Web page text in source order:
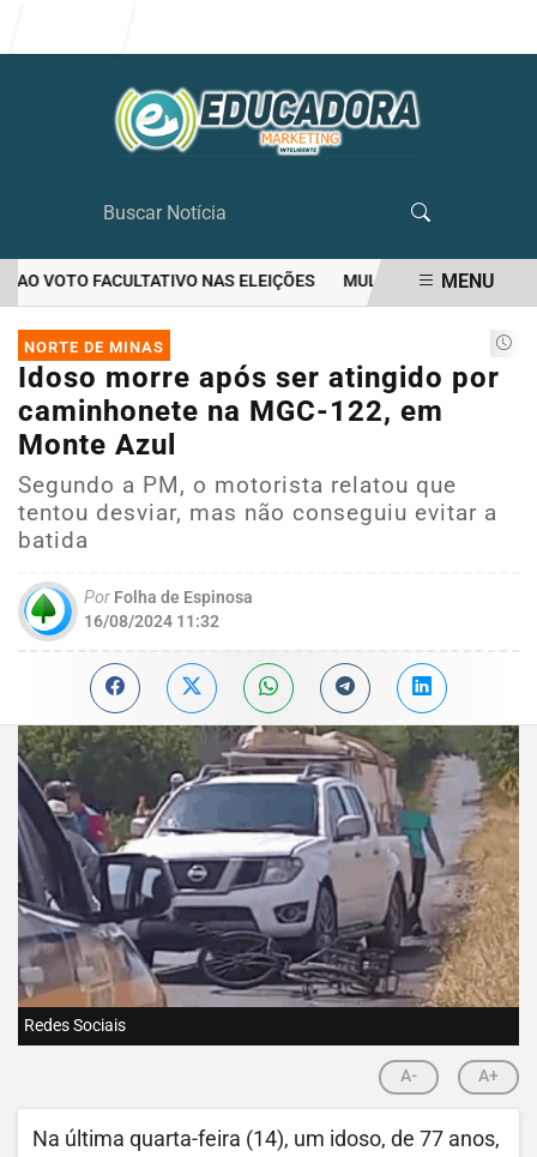
VOTO FACULTATIVO NAS ELEIÇÕES MULHER MATA O
EM ALTA
MENU
NORTE DE MINAS
Idoso morre após ser atingido por
caminhonete na MGC-122, em
Monte Azul
Segundo a PM, o motorista relatou que
tentou desviar, mas não conseguiu evitar a
batida
Por Folha de Espinosa
16/08/2024 11:32
Redes Sociais
A- A+
Na última quarta-feira (14), um idoso, de 77 anos,